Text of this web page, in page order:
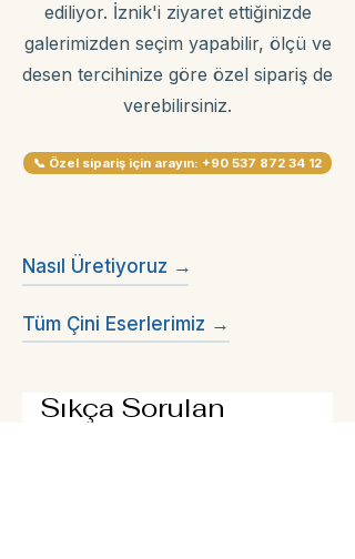
ediliyor. İznik'i ziyaret ettiğinizde
galerimizden seçim yapabilir, ölçü ve
desen tercihinize göre özel sipariş de
verebilirsiniz.
📞 Özel sipariş için arayın: +90 537 872 34 12
Nasıl Üretiyoruz →
Tüm Çini Eserlerimiz →
Sıkça Sorulan